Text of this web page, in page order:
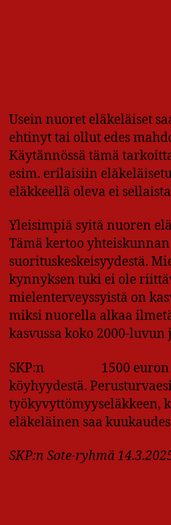
Usein nuoret eläkeläiset
ehtinyt tai ollut edes
Käytännössä tämä
esim. erilaisiin
eläkkeellä oleva ei
Yleisimpiä syitä nuoren
Tämä kertoo
suorituskeskeisyydestä.
kynnyksen tuki ei ole
mielenterveyssyistä on
miksi nuorella alkaa
kasvussa koko 2000-
SKP:n
1500
köyhyydestä.
työkyvyttömyyseläkkeen,
eläkeläinen saa
SKP:n Sote-ryhmä